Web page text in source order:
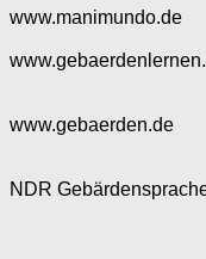
www.manimundo.de
www.gebaerden.de
NDR